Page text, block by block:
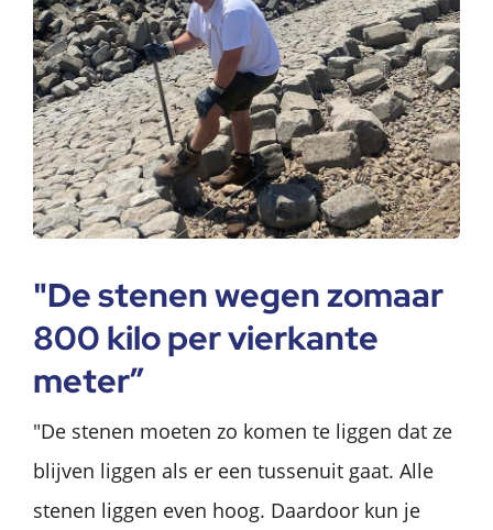
"De stenen wegen zomaar
800 kilo per vierkante
meter”
"De stenen moeten zo komen te liggen dat ze
blijven liggen als er een tussenuit gaat. Alle
stenen liggen even hoog. Daardoor kun je